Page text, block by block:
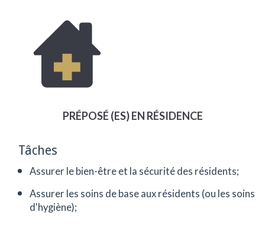
PRÉPOSÉ (ES) EN RÉSIDENCE
Tâches
Assurer le bien-être et la sécurité des résidents;
Assurer les soins de base aux résidents (ou les soins
d'hygiène);